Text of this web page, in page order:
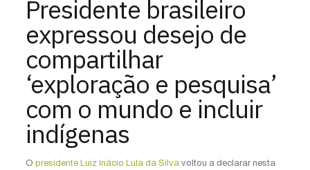
Presidente brasileiro
expressou desejo de
compartilhar
‘exploração e pesquisa’
com o mundo e incluir
indígenas
O presidente Luiz Inácio Lula da Silva voltou a declarar nesta